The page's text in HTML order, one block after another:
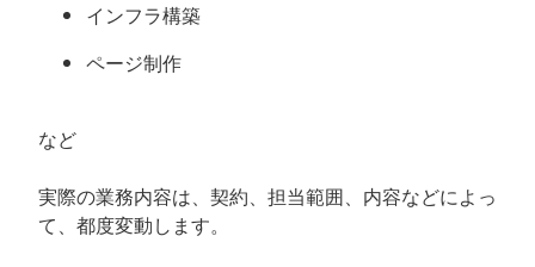
インフラ構築
ページ制作
など
実際の業務内容は、契約、担当範囲、内容などによっ
て、都度変動します。